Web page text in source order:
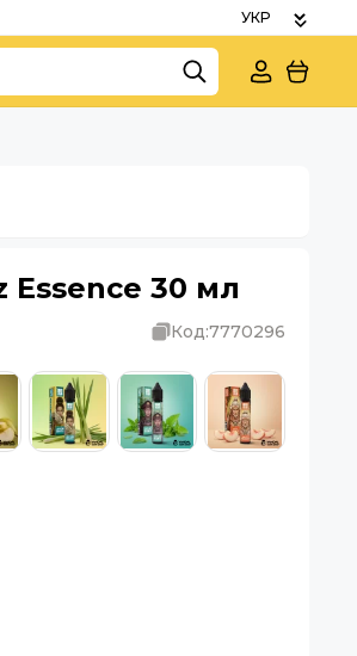
Essence 30 мл
Код:7770296